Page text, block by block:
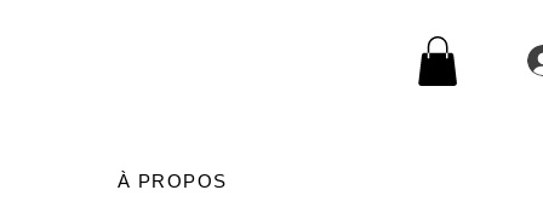
À PROPOS